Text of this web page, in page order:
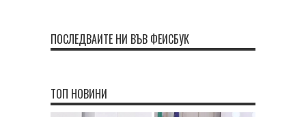
ПОСЛЕДВАЙТЕ НИ ВЪВ ФЕЙСБУК
ТОП НОВИНИ